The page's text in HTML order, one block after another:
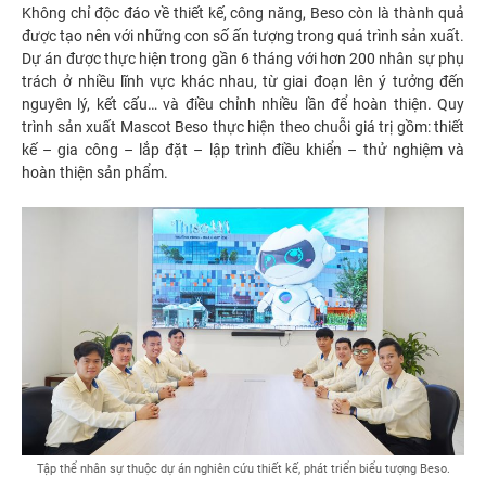
Không chỉ độc đáo về thiết kế, công năng, Beso còn là thành quả
được tạo nên với những con số ấn tượng trong quá trình sản xuất.
Dự án được thực hiện trong gần 6 tháng với hơn 200 nhân sự phụ
trách ở nhiều lĩnh vực khác nhau, từ giai đoạn lên ý tưởng đến
nguyên lý, kết cấu… và điều chỉnh nhiều lần để hoàn thiện. Quy
trình sản xuất Mascot Beso thực hiện theo chuỗi giá trị gồm: thiết
kế – gia công – lắp đặt – lập trình điều khiển – thử nghiệm và
hoàn thiện sản phẩm.
Tập thể nhân sự thuộc dự án nghiên cứu thiết kế, phát triển biểu tượng Beso.